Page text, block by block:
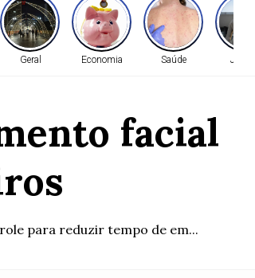
Geral Economia Saúde
facial
para reduzir tempo de em...